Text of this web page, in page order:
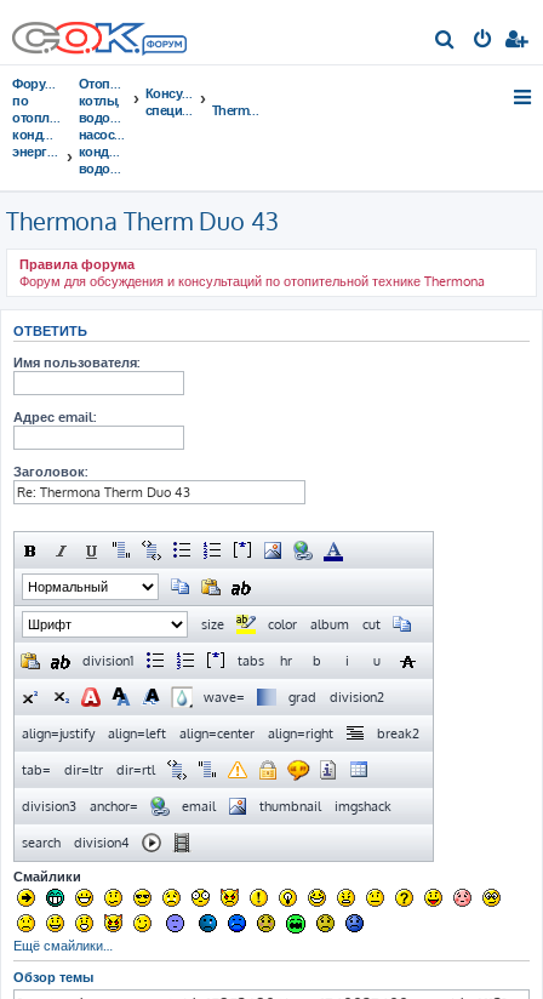
о
Форумы
по
отоплению,
кондиционированию,
энергосбережению
Отопительные
котлы,
водонагреватели,
насосы,
кондиционеры,
водоочистка...
Консультации
специалистов
Thermona
Thermona Therm Duo 43
Правила форума
Форум для обсуждения и консультаций по отопительной технике Thermona
ОТВЕТИТЬ
Имя пользователя:
Адрес email:
Заголовок:
Смайлики
Ещё смайлики…
Обзор темы